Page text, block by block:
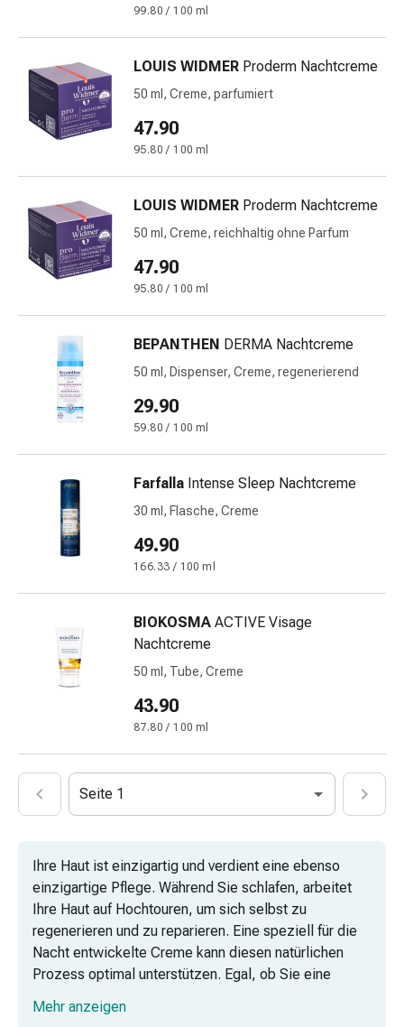
Immunsuppressiva
-
mittel
Zeckenschutz
Zeckenpinzette
Anti-
Rezeptpflichtige
Arzneimittel
Rezeptpflichtige
Menstruation
Wechseljahre
Scheideninfektion
Vaginalgesundheit
&
Mineralstoffe
Vitamine
Kombipräparate
&
Mundgesundheit
Kariesprophylaxe
Mund
(Xerostomie)
Munddesinfektionsmittel
Mundentzündungen
Kopfhautbeschwerden
Kopfläuse
Körperpflege
&
Schönheit
Gesichtspflege
Augenpflege
99.80 / 100 ml
LOUIS WIDMER Proderm Nachtcreme
50 ml, Creme, parfumiert
47.90
95.80 / 100 ml
LOUIS WIDMER Proderm Nachtcreme
50 ml, Creme, reichhaltig ohne Parfum
47.90
95.80 / 100 ml
BEPANTHEN DERMA Nachtcreme
50 ml, Dispenser, Creme, regenerierend
29.90
59.80 / 100 ml
Farfalla Intense Sleep Nachtcreme
30 ml, Flasche, Creme
49.90
166.33 / 100 ml
BIOKOSMA ACTIVE Visage
Nachtcreme
50 ml, Tube, Creme
43.90
87.80 / 100 ml
Seite 1
Ihre Haut ist einzigartig und verdient eine ebenso
einzigartige Pflege. Während Sie schlafen, arbeitet
Ihre Haut auf Hochtouren, um sich selbst zu
regenerieren und zu reparieren. Eine speziell für die
Nacht entwickelte Creme kann diesen natürlichen
Prozess optimal unterstützen. Egal, ob Sie eine
Nachtcreme für unreine Haut suchen oder eine
intensive Feuchtigkeitspflege für trockene Haut
Mehr anzeigen